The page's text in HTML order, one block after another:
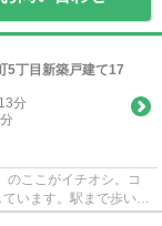
丁目新築戸建て17
分
のここがイチオシ。コ
います。駅まで歩いて